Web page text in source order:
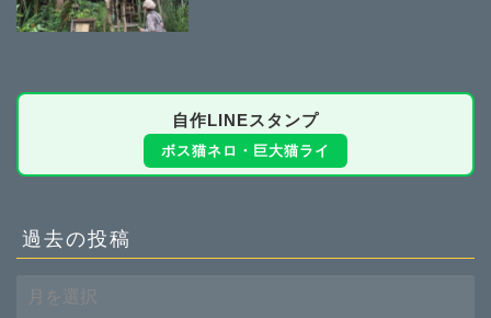
自作LINEスタンプ
ボス猫ネロ・巨大猫ライ
過去の投稿
去